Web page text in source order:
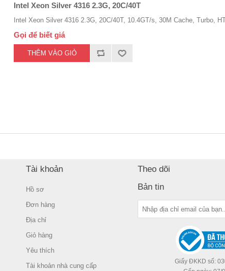
Intel Xeon Silver 4316 2.3G, 20C/40T
Intel Xeon Silver 4316 2.3G, 20C/40T, 10.4GT/s, 30M Cache, Turbo,
Gọi để biết giá
Tài khoản
Hồ sơ
Đơn hàng
Địa chỉ
Giỏ hàng
Yêu thích
Tài khoản nhà cung cấp
Theo dõi
Bản tin
Giấy ĐKKD số: